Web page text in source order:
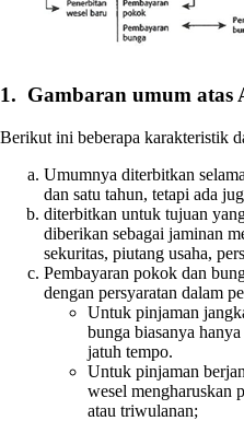
1. Gambaran umum atas
Berikut ini beberapa karakteristik
Umumnya diterbitkan
dan satu tahun, tetapi ada
diterbitkan untuk tujuan
diberikan sebagai jaminan
sekuritas, piutang usaha,
Pembayaran pokok dan
dengan persyaratan dalam
Untuk pinjaman
bunga biasanya
jatuh tempo.
Untuk pinjaman
wesel mengharuskan
atau triwulanan;